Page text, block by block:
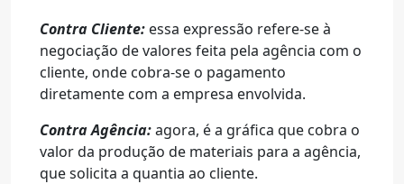
Contra Cliente: essa expressão refere-se à
negociação de valores feita pela agência com o
cliente, onde cobra-se o pagamento
diretamente com a empresa envolvida.
Contra Agência:agora, é a gráfica que cobra o
valor da produção de materiais para a agência,
que solicita a quantia ao cliente.